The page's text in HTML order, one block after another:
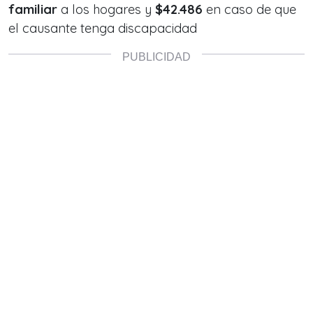
familiar a los hogares y $42.486 en caso de que
el causante tenga discapacidad